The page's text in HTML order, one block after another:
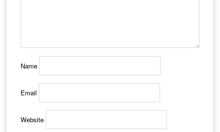
Name
Email
Website